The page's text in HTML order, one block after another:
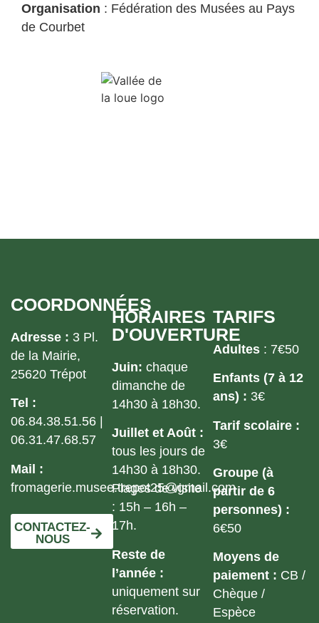
Organisation : Fédération des Musées au Pays
de Courbet
COORDONNÉES
Adresse : 3 Pl.
de la Mairie,
25620 Trépot
Tel :
06.84.38.51.56 |
06.31.47.68.57
Mail :
fromagerie.musee.trepot25@gmail.com
CONTACTEZ-
NOUS
HORAIRES
D'OUVERTURE
Juin:chaque
dimanche de
14h30 à 18h30.
Juillet et Août :
tous les jours de
14h30 à 18h30.
Plages de visite
: 15h – 16h –
17h.
Reste de
l’année :
uniquement sur
réservation.
TARIFS
Adultes : 7€50
Enfants (7 à 12
ans) : 3€
Tarif scolaire :
3€
Groupe (à
partir de 6
personnes) :
6€50
Moyens de
paiement : CB /
Chèque /
Espèce